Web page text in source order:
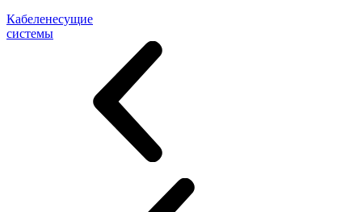
Кабеленесущие
системы